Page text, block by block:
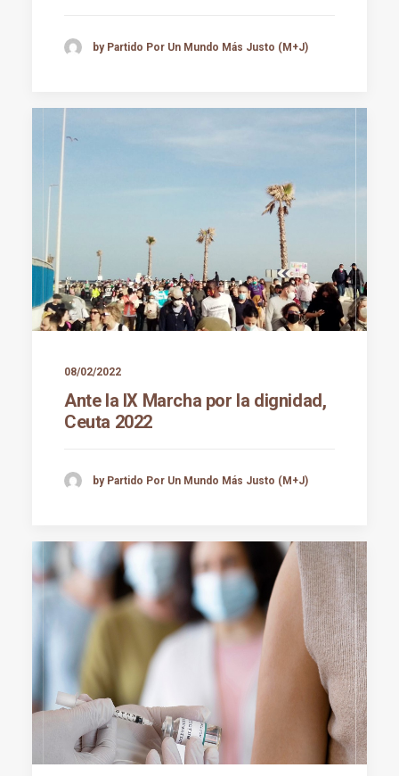
by Partido Por Un Mundo Más Justo (M+J)
08/02/2022
Ante la IX Marcha por la dignidad,
Ceuta 2022
by Partido Por Un Mundo Más Justo (M+J)